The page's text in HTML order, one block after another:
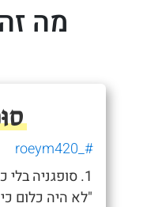
מה
#_roeym420
1. סופגניה
"לא היה כלום